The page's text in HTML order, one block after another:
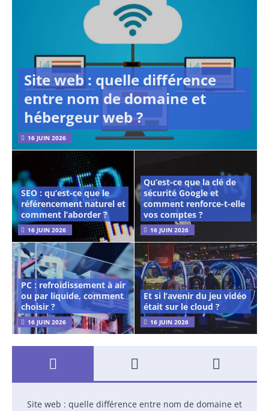
Site web : quelle différence
entre nom de domaine et
hébergeur web ?
16 JUIN 2026
SEO : qu’est-ce que le
référencement naturel et
comment l’aborder ?
16 JUIN 2026
Qu’est-ce que la clé de
sécurité Google et
comment renforce-t-elle
vos comptes ?
16 JUIN 2026
PC : refroidissement à air
ou par liquide, comment
choisir ?
16 JUIN 2026
Et si l’avenir du jeu vidéo
était sur le cloud ?
16 JUIN 2026
Site web : quelle différence entre nom de domaine et